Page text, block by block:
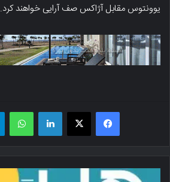
یوونتوس مقابل آژاکس صف آرایی خواهند کرد.
فیسبوک X لینکدین واتس اپ